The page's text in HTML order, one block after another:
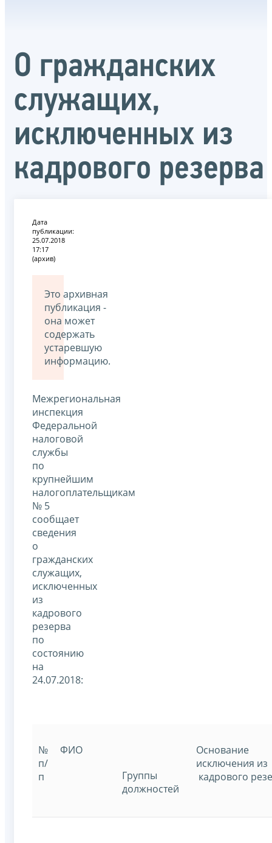
О гражданских
служащих,
исключенных из
кадрового резерва
Дата
публикации:
25.07.2018
17:17
(архив)
Это архивная
публикация -
она может
содержать
устаревшую
информацию.
Межрегиональная
инспекция
Федеральной
налоговой
службы
по
крупнейшим
налогоплательщикам
№ 5
сообщает
сведения
о
гражданских
служащих,
исключенных
из
кадрового
резерва
по
состоянию
на
24.07.2018:
№
п/
п
ФИО
Группы
должностей
Основание
исключения из
кадрового